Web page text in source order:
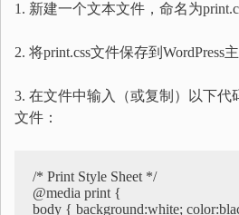
1. 新建一个文本文件，命名为
2. 将print.css文件保存到WordPress
3. 在文件中输入（或复制）以下代
文件：
/* Print Style Sheet */
@media print {
body { background:white;